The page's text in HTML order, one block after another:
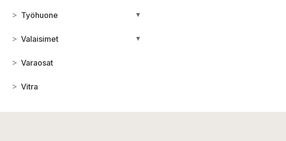
> Työhuone ▼
> Valaisimet ▼
> Varaosat
> Vitra